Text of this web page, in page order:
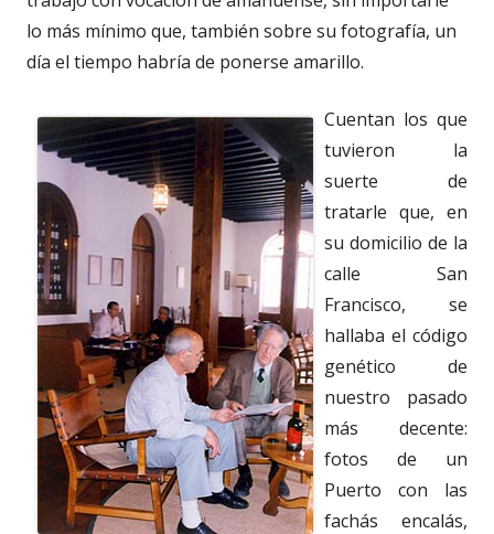
lo más mínimo que, también sobre su fotografía, un
día el tiempo habría de ponerse amarillo.
Cuentan los que
tuvieron la
suerte de
tratarle que, en
su domicilio de la
calle San
Francisco, se
hallaba el código
genético de
nuestro pasado
más decente:
fotos de un
Puerto con las
fachás encalás,